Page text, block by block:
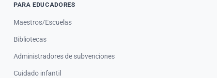
PARA EDUCADORES
Maestros/Escuelas
Bibliotecas
Administradores de subvenciones
Cuidado infantil